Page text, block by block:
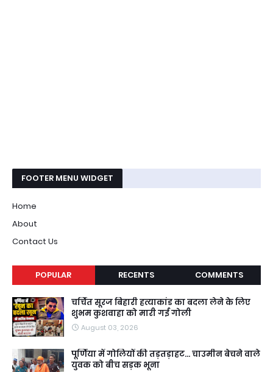
FOOTER MENU WIDGET
Home
About
Contact Us
POPULAR RECENTS COMMENTS
चर्चित सूरज बिहारी हत्याकांड का बदला लेने के लिए
शुभम कुशवाहा को मारी गई गोली
August 03, 2026
पूर्णिया में गोलियों की तड़तड़ाहट... चाउमीन बेचने वाले
युवक को बीच सड़क भूना